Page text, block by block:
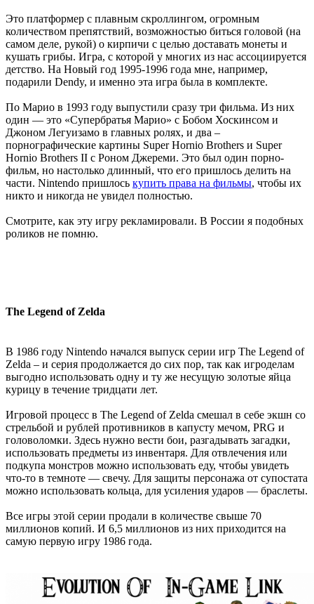
Это платформер с плавным скроллингом, огромным
количеством препятствий, возможностью биться головой (на
самом деле, рукой) о кирпичи с целью доставать монеты и
кушать грибы. Игра, с которой у многих из нас ассоциируется
детство. На Новый год 1995-1996 года мне, например,
подарили Dendy, и именно эта игра была в комплекте.
По Марио в 1993 году выпустили сразу три фильма. Из них
один — это «Супербратья Марио» с Бобом Хоскинсом и
Джоном Легуизамо в главных ролях, и два –
порнографические картины Super Hornio Brothers и Super
Hornio Brothers II с Роном Джереми. Это был один порно-
фильм, но настолько длинный, что его пришлось делить на
части. Nintendo пришлось купить права на фильмы, чтобы их
никто и никогда не увидел полностью.
Смотрите, как эту игру рекламировали. В России я подобных
роликов не помню.
The Legend of Zelda
В 1986 году Nintendo начался выпуск серии игр The Legend of
Zelda – и серия продолжается до сих пор, так как игроделам
выгодно использовать одну и ту же несущую золотые яйца
курицу в течение тридцати лет.
Игровой процесс в The Legend of Zelda смешал в себе экшн со
стрельбой и рублей противников в капусту мечом, PRG и
головоломки. Здесь нужно вести бои, разгадывать загадки,
использовать предметы из инвентаря. Для отвлечения или
подкупа монстров можно использовать еду, чтобы увидеть
что-то в темноте — свечу. Для защиты персонажа от супостата
можно использовать кольца, для усиления ударов — браслеты.
Все игры этой серии продали в количестве свыше 70
миллионов копий. И 6,5 миллионов из них приходится на
самую первую игру 1986 года.